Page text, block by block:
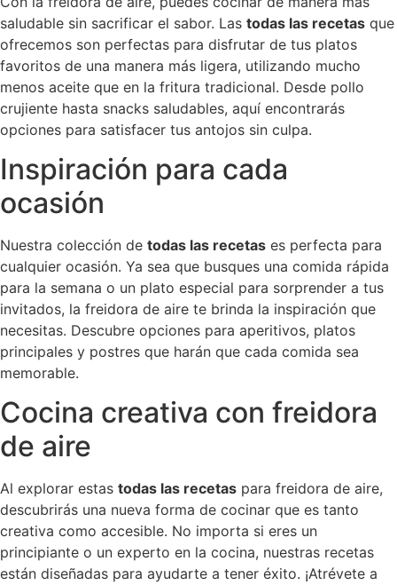
saludable sin sacrificar el sabor. Las todas las recetas que
ofrecemos son perfectas para disfrutar de tus platos
favoritos de una manera más ligera, utilizando mucho
menos aceite que en la fritura tradicional. Desde pollo
crujiente hasta snacks saludables, aquí encontrarás
opciones para satisfacer tus antojos sin culpa.
Inspiración para cada
ocasión
Nuestra colección de todas las recetas es perfecta para
cualquier ocasión. Ya sea que busques una comida rápida
para la semana o un plato especial para sorprender a tus
invitados, la freidora de aire te brinda la inspiración que
necesitas. Descubre opciones para aperitivos, platos
principales y postres que harán que cada comida sea
memorable.
Cocina creativa con freidora
de aire
Al explorar estas todas las recetas para freidora de aire,
descubrirás una nueva forma de cocinar que es tanto
creativa como accesible. No importa si eres un
principiante o un experto en la cocina, nuestras recetas
están diseñadas para ayudarte a tener éxito. ¡Atrévete a